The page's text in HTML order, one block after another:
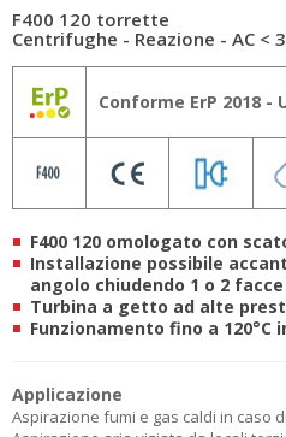
F400 120 torrette
Centrifughe - Reazione - AC <
Conforme ErP 2018 -
F400 120 omologato con
Installazione possibile
angolo chiudendo 1 o 2 facce
Turbina a getto ad alte
Funzionamento fino a 120°C
Applicazione
Aspirazione fumi e gas caldi in caso